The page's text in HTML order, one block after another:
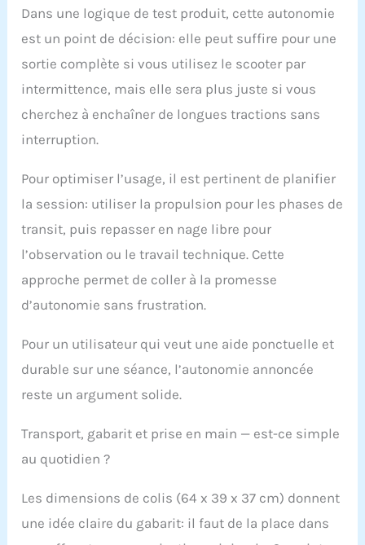
Dans une logique de test produit, cette autonomie
est un point de décision: elle peut suffire pour une
sortie complète si vous utilisez le scooter par
intermittence, mais elle sera plus juste si vous
cherchez à enchaîner de longues tractions sans
interruption.
Pour optimiser l’usage, il est pertinent de planifier
la session: utiliser la propulsion pour les phases de
transit, puis repasser en nage libre pour
l’observation ou le travail technique. Cette
approche permet de coller à la promesse
d’autonomie sans frustration.
Pour un utilisateur qui veut une aide ponctuelle et
durable sur une séance, l’autonomie annoncée
reste un argument solide.
Transport, gabarit et prise en main — est-ce simple
au quotidien ?
Les dimensions de colis (64 x 39 x 37 cm) donnent
une idée claire du gabarit: il faut de la place dans